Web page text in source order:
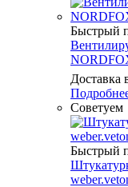
Быстрый
Доставка
Советуем
Быстрый